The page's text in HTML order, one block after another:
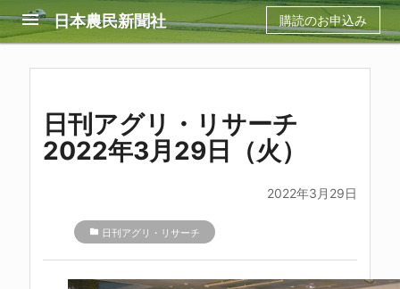
menu 日本農民新聞社 購読のお申込み
日刊アグリ・リサーチ
2022年3月29日（火）
2022年3月29日
folder 日刊アグリ・リサーチ